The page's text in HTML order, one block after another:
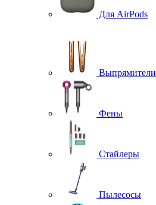
Для AirPods
Выпрямители
Фены
Стайлеры
Пылесосы